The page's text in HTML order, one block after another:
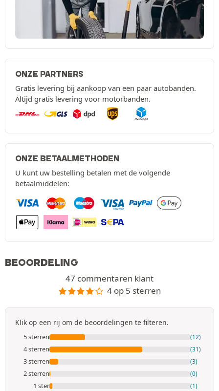
ONZE PARTNERS
Gratis levering bij aankoop van een paar autobanden.
Altijd gratis levering voor motorbanden.
ONZE BETAALMETHODEN
U kunt uw bestelling betalen met de volgende
betaalmiddelen:
BEOORDELING
47 commentaren klant
4 op 5 sterren
Klik op een rij om de beoordelingen te filteren.
5 sterren (12)
4 sterren (31)
3 sterren (3)
2 sterren (0)
1 ster (1)